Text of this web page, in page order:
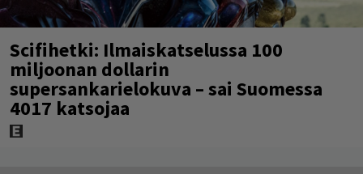
Scifihetki: Ilmaiskatselussa 100
miljoonan dollarin
supersankarielokuva – sai Suomessa
4017 katsojaa